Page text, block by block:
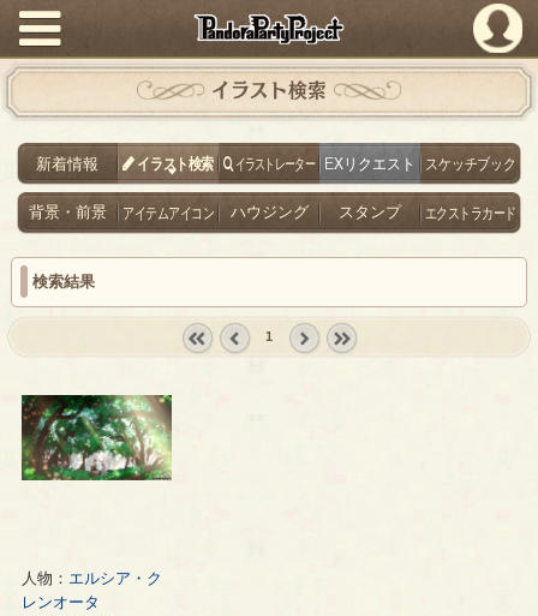
PandoraPartyProject
イラスト検索
新着情報 イラスト検索 イラストレーター EXリクエスト スケッチブック
背景・前景 アイテムアイコン ハウジング スタンプ エクストラカード
検索結果
1
人物： エルシア・ク
レンオータ